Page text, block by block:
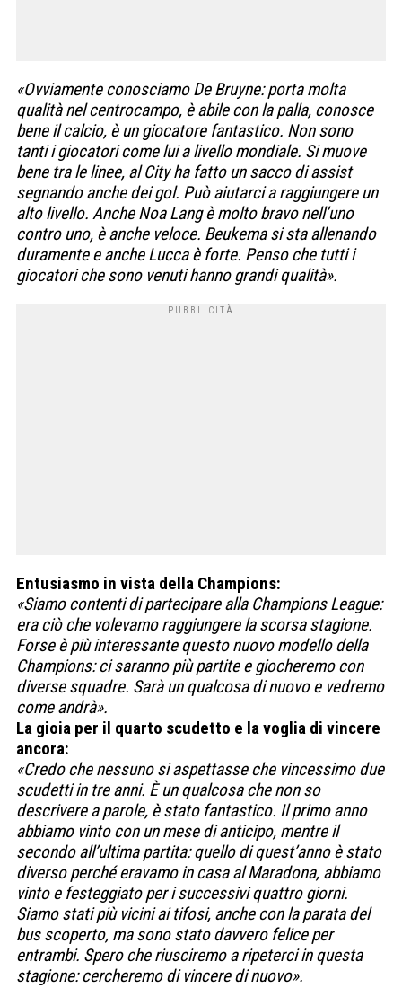
«Ovviamente conosciamo De Bruyne: porta molta
qualità nel centrocampo, è abile con la palla, conosce
bene il calcio, è un giocatore fantastico. Non sono
tanti i giocatori come lui a livello mondiale. Si muove
bene tra le linee, al City ha fatto un sacco di assist
segnando anche dei gol. Può aiutarci a raggiungere un
alto livello. Anche Noa Lang è molto bravo nell’uno
contro uno, è anche veloce. Beukema si sta allenando
duramente e anche Lucca è forte. Penso che tutti i
giocatori che sono venuti hanno grandi qualità».
Entusiasmo in vista della Champions:
«Siamo contenti di partecipare alla Champions League:
era ciò che volevamo raggiungere la scorsa stagione.
Forse è più interessante questo nuovo modello della
Champions: ci saranno più partite e giocheremo con
diverse squadre. Sarà un qualcosa di nuovo e vedremo
come andrà».
La gioia per il quarto scudetto e la voglia di vincere
ancora:
«Credo che nessuno si aspettasse che vincessimo due
scudetti in tre anni. È un qualcosa che non so
descrivere a parole, è stato fantastico. Il primo anno
abbiamo vinto con un mese di anticipo, mentre il
secondo all’ultima partita: quello di quest’anno è stato
diverso perché eravamo in casa al Maradona, abbiamo
vinto e festeggiato per i successivi quattro giorni.
Siamo stati più vicini ai tifosi, anche con la parata del
bus scoperto, ma sono stato davvero felice per
entrambi. Spero che riusciremo a ripeterci in questa
stagione: cercheremo di vincere di nuovo».